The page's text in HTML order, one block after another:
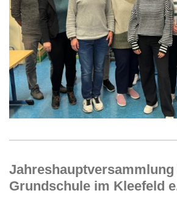
Grundschule im Kleefeld